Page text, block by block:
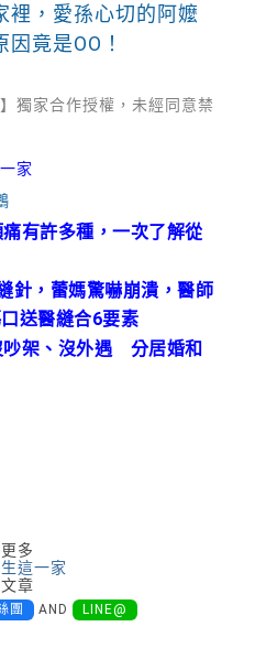
裡，愛孫心切的阿嬤
竟是OO！
】獨家合作授權，未經同意禁
家
有許多種，一次了解從
針，蕾媽驚嚇崩潰，醫師
送醫縫合6要素
吵架、沒外遇 分居婚和
多
這一家
章
團 AND LINE@